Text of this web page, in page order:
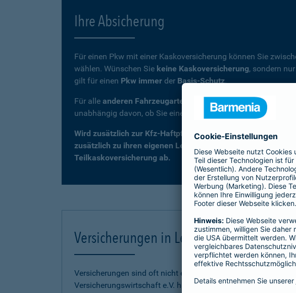
Ihre Absicherung
Für einen Pkw mit einer Kaskoversicherung können Sie
wählen. Wünschen Sie keine Kaskoversicherung, sondern
gilt für einen Pkw immer der Basis-Schutz.
Für alle anderen Fahrzeugarten (z. B. Krafträder,
unabhängig davon, ob Sie eine Kaskoversicherung wählen.
Wird zusätzlich zur Kfz-Haftpflicht eine
zusätzlich zu ihren eigenen Leistungen – automatisch auch
Teilkaskoversicherung ab.
Versicherungen in Leichter Sprache
Versicherungen sind oft nicht einfach zu verstehen. Der
Versicherungswirtschaft e.V. hat
Informationen in Leichter